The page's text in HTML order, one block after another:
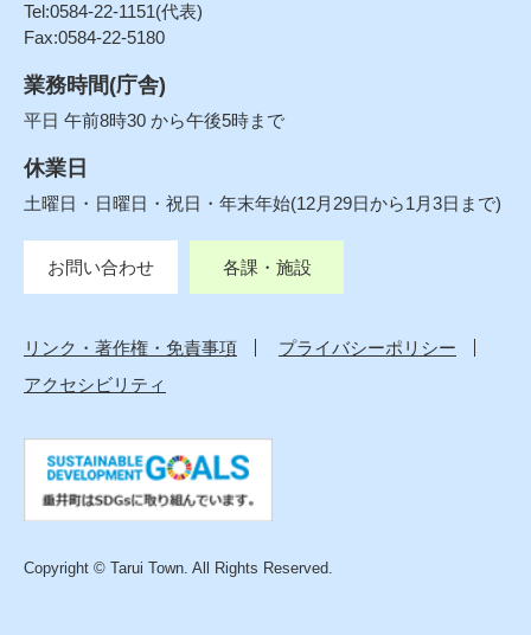
Tel:0584-22-1151(代表)
Fax:0584-22-5180
業務時間(庁舎)
平日 午前8時30 から午後5時まで
休業日
土曜日・日曜日・祝日・年末年始(12月29日から1月3日まで)
お問い合わせ 各課・施設
リンク・著作権・免責事項
プライバシーポリシー
アクセシビリティ
Copyright © Tarui Town. All Rights Reserved.